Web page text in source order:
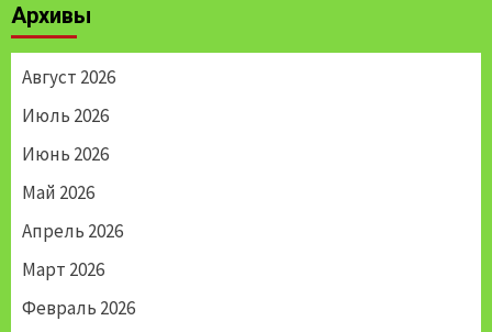
Архивы
Август 2026
Июль 2026
Июнь 2026
Май 2026
Апрель 2026
Март 2026
Февраль 2026